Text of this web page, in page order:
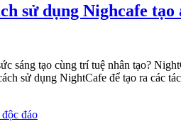
sử dụng Nighcafe tạo
sáng tạo cùng trí tuệ nhân tạo?
sử dụng NightCafe để tạo ra các